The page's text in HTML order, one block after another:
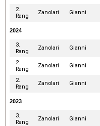
2.
Rang
Zanolari Gianni
2024
3.
Rang
Zanolari Gianni
2.
Rang
Zanolari Gianni
2.
Rang
Zanolari Gianni
2023
3.
Rang
Zanolari Gianni